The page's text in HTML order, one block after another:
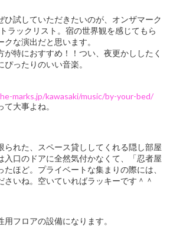
ひ試していただきたいのが、オンザマーク
ラックリスト。宿の世界観を感じてもら
クな演出だと思います。
が特におすすめ！！つい、夜更かししたく
ったりのいい音楽。
marks.jp/kawasaki/music/by-your-bed/
大事よね。
られた、スペース貸ししてくれる隠し部屋
入口のドアに全然気付かなくて、「忍者屋
たほど。プライベートな集まりの際には、
さいね。空いていればラッキーです＾＾
フロアの設備になります。